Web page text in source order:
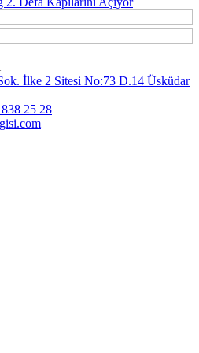
İlke 2 Sitesi No:73 D.14 Üsküdar
25 28